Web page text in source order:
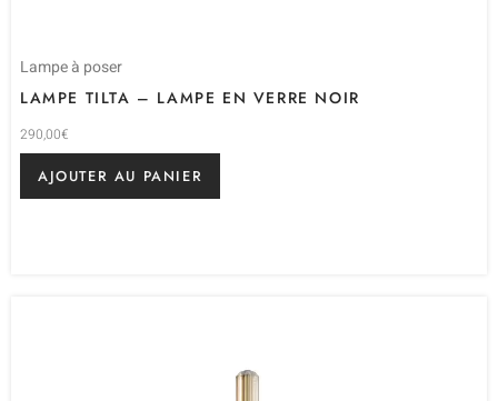
Lampe à poser
LAMPE TILTA – LAMPE EN VERRE NOIR
290,00€
AJOUTER AU PANIER